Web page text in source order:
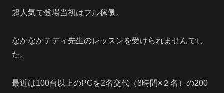
超人気で登場当初はフル稼働。
なかなかテディ先生のレッスンを受けられませんでし
た。
最近は100台以上のPCを2名交代（8時間×２名）の200